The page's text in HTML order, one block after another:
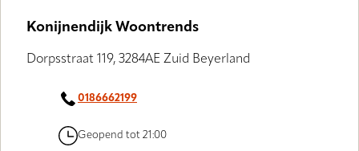
Konijnendijk Woontrends
Dorpsstraat 119, 3284AE Zuid Beyerland
0186662199
Geopend tot 21:00